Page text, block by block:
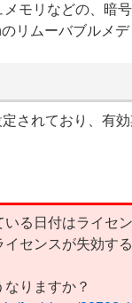
モリなどの、暗
リムーバブルメ
されており、有
る日付はライセ
センスが失効す
りますか？